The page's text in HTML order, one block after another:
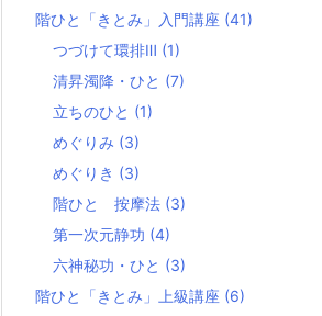
階ひと「きとみ」入門講座 (41)
つづけて環排Ⅲ (1)
清昇濁降・ひと (7)
立ちのひと (1)
めぐりみ (3)
めぐりき (3)
階ひと 按摩法 (3)
第一次元静功 (4)
六神秘功・ひと (3)
階ひと「きとみ」上級講座 (6)